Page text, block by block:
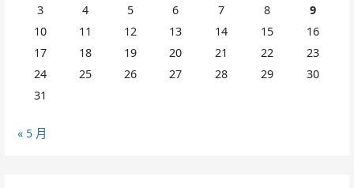
3
4 5 6 7 8
9
10
11 12 13 14 15
16
17
18 19 20 21 22
23
24
25 26 27 28 29
30
31
« 5 月